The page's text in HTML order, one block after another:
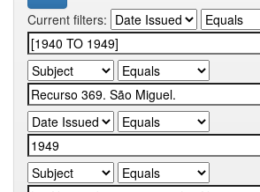
Current filters: